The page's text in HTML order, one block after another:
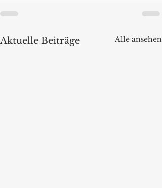
Aktuelle Beiträge Alle ansehen